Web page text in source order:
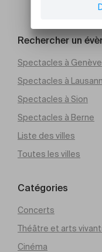
Rechercher un
Spectacles à Genève
Spectacles à
Spectacles à Sion
Spectacles à Berne
Liste des villes
Toutes les villes
Catégories
Concerts
Théâtre et arts
Cinéma